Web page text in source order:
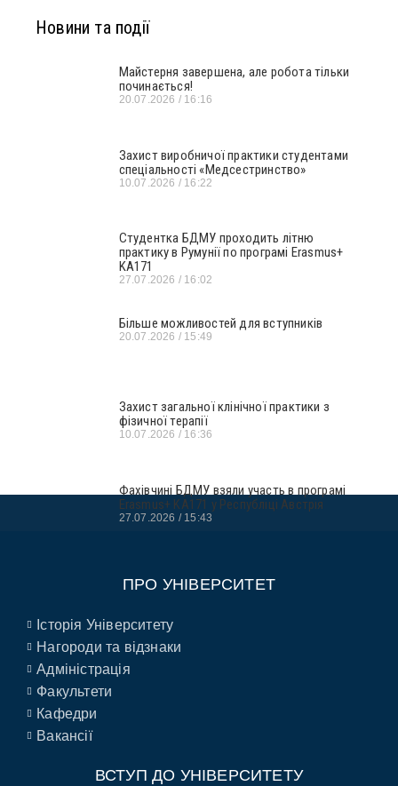
Новини та події
Майстерня завершена, але робота тільки
починається!
20.07.2026 16:16
Захист виробничої практики студентами
спеціальності «Медсестринство»
10.07.2026 16:22
Студентка БДМУ проходить літню
практику в Румунії по програмі Erasmus+
KA171
27.07.2026 16:02
Більше можливостей для вступників
20.07.2026 15:49
Захист загальної клінічної практики з
фізичної терапії
10.07.2026 16:36
Фахівчині БДМУ взяли участь в програмі
Erasmus+ KA171 у Республіці Австрія
27.07.2026 15:43
ПРО УНІВЕРСИТЕТ
Історія Університету
Нагороди та відзнаки
Адміністрація
Факультети
Кафедри
Вакансії
ВСТУП ДО УНІВЕРСИТЕТУ